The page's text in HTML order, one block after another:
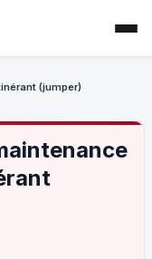
(jumper)